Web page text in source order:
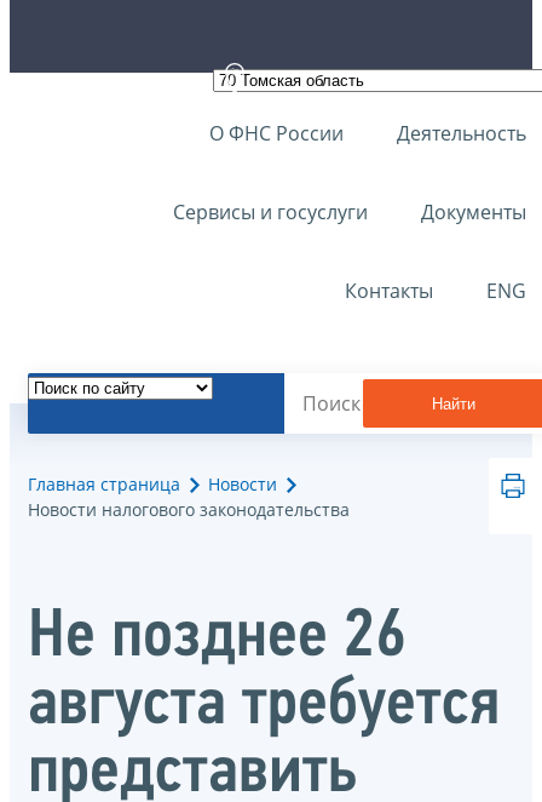
О ФНС России Деятельность
Сервисы и госуслуги Документы
Контакты ENG
Найти
Главная страница
Новости
Новости налогового законодательства
Не позднее 26
августа требуется
представить